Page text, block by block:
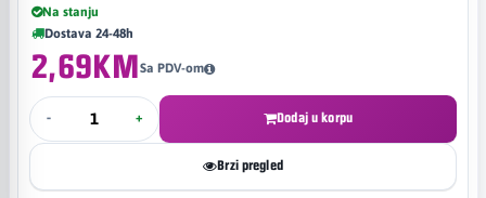
Na stanju
Dostava 24-48h
2,69KMSa PDV-om
- + Dodaj u korpu
Brzi pregled